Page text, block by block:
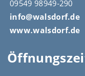
09549 98949-290
info@walsdorf.de
www.walsdorf.de